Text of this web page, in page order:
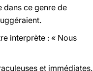
dans ce genre de
interprète : « Nous
et immédiates.